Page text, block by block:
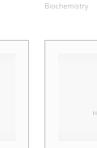
Biochemistry